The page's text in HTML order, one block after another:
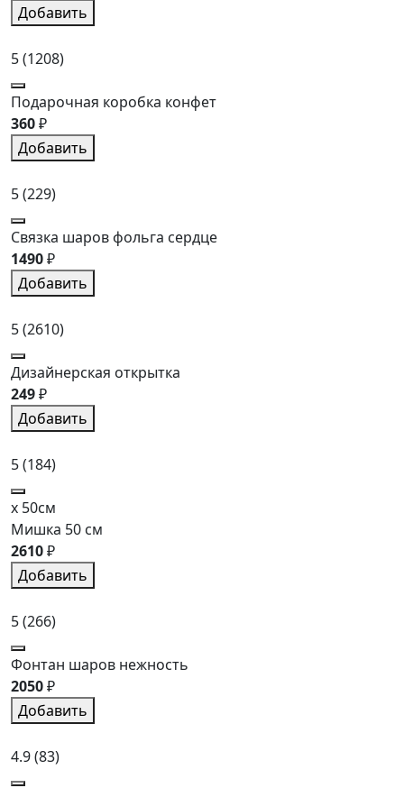
Добавить
5(1208)
Подарочная коробка конфет
360₽
Добавить
5(229)
Связка шаров фольга сердце
1490₽
Добавить
5(2610)
Дизайнерская открытка
249₽
Добавить
5(184)
x 50см
Мишка 50 см
2610₽
Добавить
5(266)
Фонтан шаров нежность
2050₽
Добавить
4.9(83)